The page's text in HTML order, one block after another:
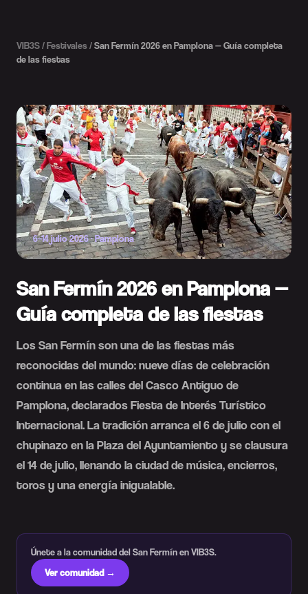
VIB3S/Festivales/San Fermín 2026 en Pamplona — Guía completa
de las fiestas
6–14 julio 2026·Pamplona
San Fermín 2026 en Pamplona —
Guía completa de las fiestas
Los San Fermín son una de las fiestas más
reconocidas del mundo: nueve días de celebración
continua en las calles del Casco Antiguo de
Pamplona, declarados Fiesta de Interés Turístico
Internacional. La tradición arranca el 6 de julio con el
chupinazo en la Plaza del Ayuntamiento y se clausura
el 14 de julio, llenando la ciudad de música, encierros,
toros y una energía inigualable.
Únete a la comunidad del San Fermín en VIB3S.
Ver comunidad →